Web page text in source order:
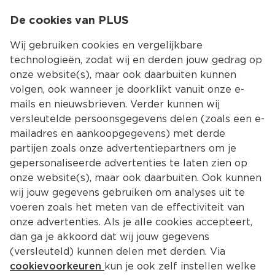
Kies jouw
Terug Producten
De cookies van PLUS
Wij gebruiken cookies en vergelijkbare
technologieën, zodat wij en derden jouw gedrag op
onze website(s), maar ook daarbuiten kunnen
volgen, ook wanneer je doorklikt vanuit onze e-
mails en nieuwsbrieven. Verder kunnen wij
versleutelde persoonsgegevens delen (zoals een e-
mailadres en aankoopgegevens) met derde
partijen zoals onze advertentiepartners om je
gepersonaliseerde advertenties te laten zien op
onze website(s), maar ook daarbuiten. Ook kunnen
wij jouw gegevens gebruiken om analyses uit te
voeren zoals het meten van de effectiviteit van
onze advertenties. Als je alle cookies accepteert,
dan ga je akkoord dat wij jouw gegevens
(versleuteld) kunnen delen met derden. Via
cookievoorkeuren kun je ook zelf instellen welke